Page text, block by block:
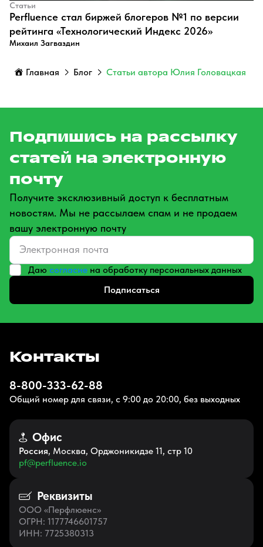
Статьи
Perfluence стал биржей блогеров №1 по версии
рейтинга «Технологический Индекс 2026»
Михаил Загваздин
Главная Блог Статьи автора Юлия Головацкая
Подпишись на рассылку
статей на электронную
почту
Получите эксклюзивный доступ к бесплатным
новостям. Мы не рассылаем спам и не продаем
вашу электронную почту
Даю согласие на обработку персональных данных
Подписаться
Контакты
8-800-333-62-88
Общий номер для связи, с 9:00 до 20:00, без выходных
Офис
Россия, Москва, Орджоникидзе 11, стр 10
pf@perfluence.io
Реквизиты
ООО «Перфлюенс»
ОГРН: 1177746601757
ИНН: 7725380313